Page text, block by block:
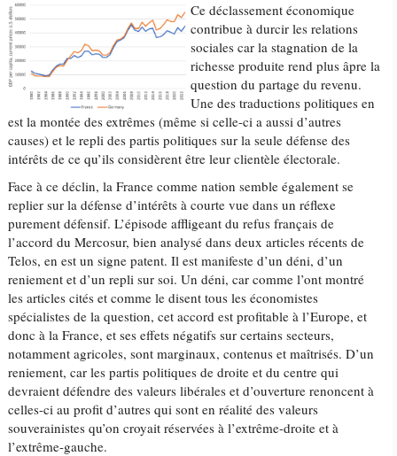
Ce déclassement économique
contribue à durcir les relations
sociales car la stagnation de la
richesse produite rend plus âpre la
question du partage du revenu.
Une des traductions politiques en
est la montée des extrêmes (même si celle-ci a aussi d’autres
causes) et le repli des partis politiques sur la seule défense des
intérêts de ce qu’ils considèrent être leur clientèle électorale.
Face à ce déclin, la France comme nation semble également se
replier sur la défense d’intérêts à courte vue dans un réflexe
purement défensif. L’épisode affligeant du refus français de
l’accord du Mercosur, bien analysé dans deux articles récents de
Telos, en est un signe patent. Il est manifeste d’un déni, d’un
reniement et d’un repli sur soi. Un déni, car comme l’ont montré
les articles cités et comme le disent tous les économistes
spécialistes de la question, cet accord est profitable à l’Europe, et
donc à la France, et ses effets négatifs sur certains secteurs,
notamment agricoles, sont marginaux, contenus et maîtrisés. D’un
reniement, car les partis politiques de droite et du centre qui
devraient défendre des valeurs libérales et d’ouverture renoncent à
celles-ci au profit d’autres qui sont en réalité des valeurs
souverainistes qu’on croyait réservées à l’extrême-droite et à
l’extrême-gauche.